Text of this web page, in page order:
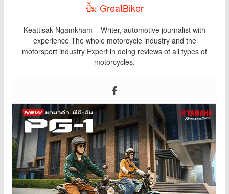
ปั้ม GreatBiker
Keattisak Ngamkham – Writer, automotive journalist with
experience The whole motorcycle industry and the
motorsport industry Expert in doing reviews of all types of
motorcycles.